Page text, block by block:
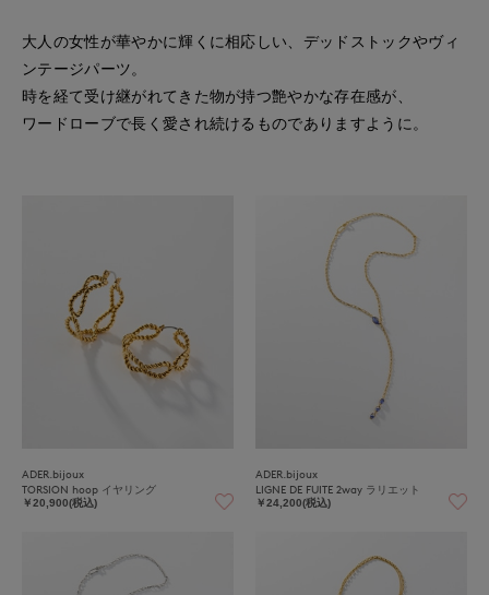
大人の女性が華やかに輝くに相応しい、デッドストックやヴィ
ンテージパーツ。
時を経て受け継がれてきた物が持つ艶やかな存在感が、
ワードローブで長く愛され続けるものでありますように。
ADER.bijoux
TORSION hoop イヤリング
￥20,900(税込)
ADER.bijoux
LIGNE DE FUITE 2way ラリエット
￥24,200(税込)